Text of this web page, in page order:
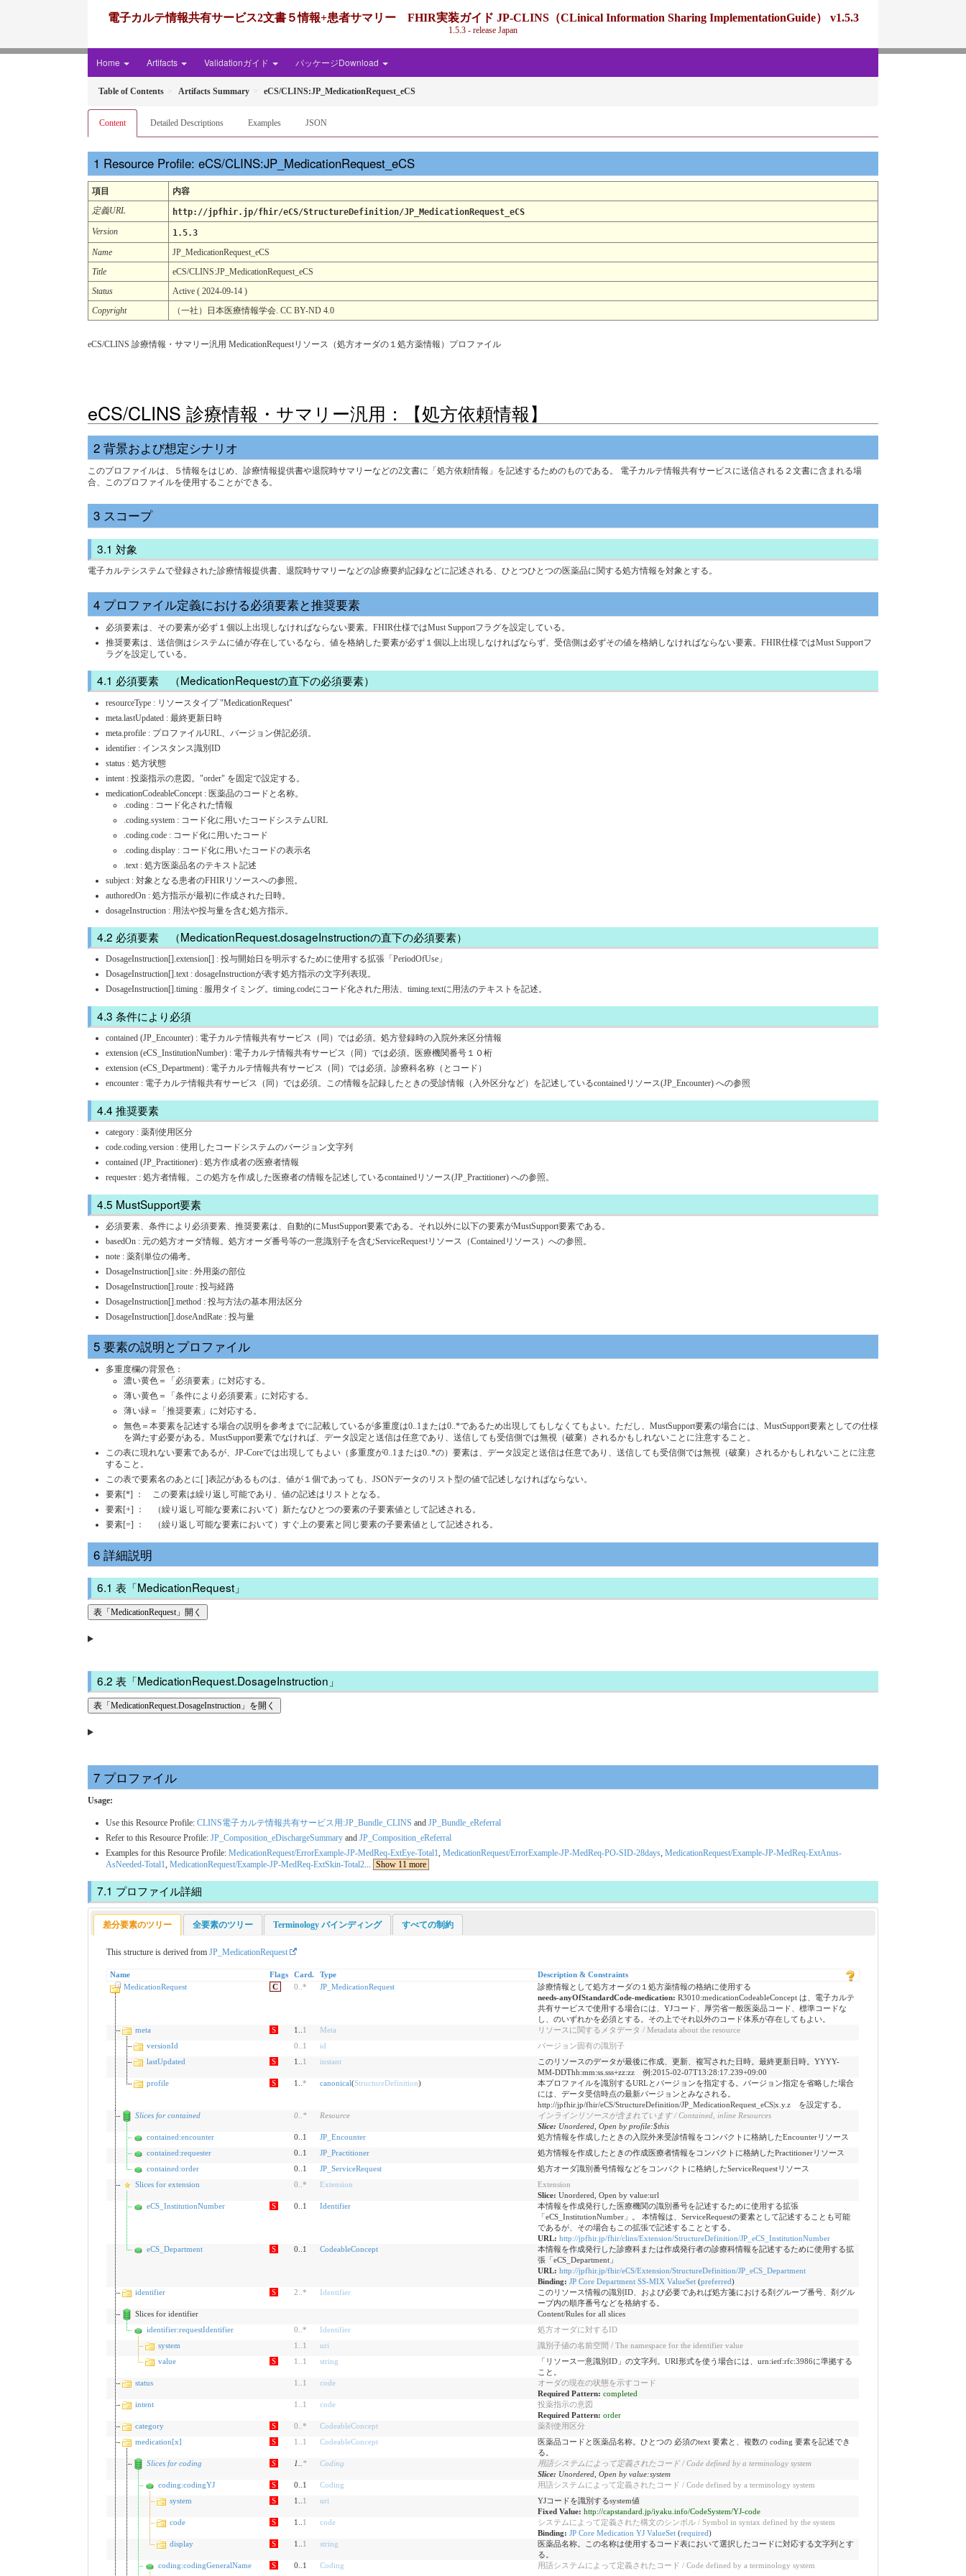
電子カルテ情報共有サービス2文書５情報+患者サマリー FHIR実装ガイド JP-CLINS（CLinical Information Sharing ImplementationGuide） v1.5.3
1.5.3 - release Japan
Home Artifacts Validationガイド パッケージDownload
Table of Contents Artifacts Summary eCS/CLINS:JP_MedicationRequest_eCS
Content Detailed Descriptions Examples JSON
Resource Profile: eCS/CLINS:JP_MedicationRequest_eCS
項目
内容
定義URL
http://jpfhir.jp/fhir/eCS/StructureDefinition/JP_MedicationRequest_eCS
Version
1.5.3
Name
JP_MedicationRequest_eCS
Title
eCS/CLINS:JP_MedicationRequest_eCS
Status
Active ( 2024-09-14 )
Copyright
（一社）日本医療情報学会. CC BY-ND 4.0
eCS/CLINS 診療情報・サマリー汎用 MedicationRequestリソース（処方オーダの１処方薬情報）プロファイル
eCS/CLINS 診療情報・サマリー汎用：【処方依頼情報】
背景および想定シナリオ
このプロファイルは、５情報をはじめ、診療情報提供書や退院時サマリーなどの2文書に「処方依頼情報」を記述するためのものである。 電子カルテ情報共有サービスに送信される２文書に含まれる場
合、このプロファイルを使用することができる。
スコープ
対象
電子カルテシステムで登録された診療情報提供書、退院時サマリーなどの診療要約記録などに記述される、ひとつひとつの医薬品に関する処方情報を対象とする。
プロファイル定義における必須要素と推奨要素
必須要素は、その要素が必ず１個以上出現しなければならない要素。FHIR仕様ではMust Supportフラグを設定している。
推奨要素は、送信側はシステムに値が存在しているなら、値を格納した要素が必ず１個以上出現しなければならず、受信側は必ずその値を格納しなければならない要素。FHIR仕様ではMust Supportフ
ラグを設定している。
必須要素 （MedicationRequestの直下の必須要素）
resourceType : リソースタイプ "MedicationRequest"
meta.lastUpdated : 最終更新日時
meta.profile : プロファイルURL、バージョン併記必須。
identifier : インスタンス識別ID
status : 処方状態
intent : 投薬指示の意図。"order" を固定で設定する。
medicationCodeableConcept : 医薬品のコードと名称。
.coding : コード化された情報
.coding.system : コード化に用いたコードシステムURL
.coding.code : コード化に用いたコード
.coding.display : コード化に用いたコードの表示名
.text : 処方医薬品名のテキスト記述
subject : 対象となる患者のFHIRリソースへの参照。
authoredOn : 処方指示が最初に作成された日時。
dosageInstruction : 用法や投与量を含む処方指示。
必須要素 （MedicationRequest.dosageInstructionの直下の必須要素）
DosageInstruction[].extension[] : 投与開始日を明示するために使用する拡張「PeriodOfUse」
DosageInstruction[].text : dosageInstructionが表す処方指示の文字列表現。
DosageInstruction[].timing : 服用タイミング。timing.codeにコード化された用法、timing.textに用法のテキストを記述。
条件により必須
contained (JP_Encounter) : 電子カルテ情報共有サービス（同）では必須。処方登録時の入院外来区分情報
extension (eCS_InstitutionNumber) : 電子カルテ情報共有サービス（同）では必須。医療機関番号１０桁
extension (eCS_Department) : 電子カルテ情報共有サービス（同）では必須。診療科名称（とコード）
encounter : 電子カルテ情報共有サービス（同）では必須。この情報を記録したときの受診情報（入外区分など）を記述しているcontainedリソース(JP_Encounter) への参照
推奨要素
category : 薬剤使用区分
code.coding.version : 使用したコードシステムのバージョン文字列
contained (JP_Practitioner) : 処方作成者の医療者情報
requester : 処方者情報。この処方を作成した医療者の情報を記述しているcontainedリソース(JP_Practitioner) への参照。
MustSupport要素
必須要素、条件により必須要素、推奨要素は、自動的にMustSupport要素である。それ以外に以下の要素がMustSupport要素である。
basedOn : 元の処方オーダ情報。処方オーダ番号等の一意識別子を含むServiceRequestリソース（Containedリソース）への参照。
note : 薬剤単位の備考。
DosageInstruction[].site : 外用薬の部位
DosageInstruction[].route : 投与経路
DosageInstruction[].method : 投与方法の基本用法区分
DosageInstruction[].doseAndRate : 投与量
要素の説明とプロファイル
多重度欄の背景色：
濃い黄色＝「必須要素」に対応する。
薄い黄色＝「条件により必須要素」に対応する。
薄い緑＝「推奨要素」に対応する。
無色＝本要素を記述する場合の説明を参考までに記載しているが多重度は0..1または0..*であるため出現してもしなくてもよい。ただし、MustSupport要素の場合には、MustSupport要素としての仕様
を満たす必要がある。MustSupport要素でなければ、データ設定と送信は任意であり、送信しても受信側では無視（破棄）されるかもしれないことに注意すること。
この表に現れない要素であるが、JP-Coreでは出現してもよい（多重度が0..1または0..*の）要素は、データ設定と送信は任意であり、送信しても受信側では無視（破棄）されるかもしれないことに注意
すること。
この表で要素名のあとに[ ]表記があるものは、値が１個であっても、JSONデータのリスト型の値で記述しなければならない。
要素[*] ： この要素は繰り返し可能であり、値の記述はリストとなる。
要素[+] ： （繰り返し可能な要素において）新たなひとつの要素の子要素値として記述される。
要素[=] ： （繰り返し可能な要素において）すぐ上の要素と同じ要素の子要素値として記述される。
詳細説明
表「MedicationRequest」
表「MedicationRequest」開く
表「MedicationRequest.DosageInstruction」
表「MedicationRequest.DosageInstruction」を開く
プロファイル
Usage:
Use this Resource Profile: CLINS電子カルテ情報共有サービス用:JP_Bundle_CLINS and JP_Bundle_eReferral
Refer to this Resource Profile: JP_Composition_eDischargeSummary and JP_Composition_eReferral
Examples for this Resource Profile: MedicationRequest/ErrorExample-JP-MedReq-ExtEye-Total1, MedicationRequest/ErrorExample-JP-MedReq-PO-SID-28days, MedicationRequest/Example-JP-MedReq-ExtAnus-
AsNeeded-Total1, MedicationRequest/Example-JP-MedReq-ExtSkin-Total2... Show 11 more
プロファイル詳細
差分要素のツリー 全要素のツリー Terminology バインディング すべての制約
This structure is derived from JP_MedicationRequest
Name Flags Card. Type
Description & Constraints
MedicationRequest
C 0 * JP_MedicationRequest
診療情報として処方オーダの１処方薬情報の格納に使用する
needs-anyOfStandardCode-medication: R3010:medicationCodeableConcept は、電子カルテ
共有サービスで使用する場合には、YJコード、厚労省一般医薬品コード、標準コードな
し、のいずれかを必須とする。その上でそれ以外のコード体系が存在してもよい。
meta
S 1.. 1 Meta
リソースに関するメタデータ / Metadata about the resource
versionId
0 1 id
バージョン固有の識別子
lastUpdated
S 1.. 1 instant
このリソースのデータが最後に作成、更新、複写された日時。最終更新日時。YYYY-
MM-DDThh:mm:ss.sss+zz:zz 例:2015-02-07T13:28:17.239+09:00
profile
S 1.. * canonical(StructureDefinition)
本プロファイルを識別するURLとバージョンを指定する。バージョン指定を省略した場合
には、データ受信時点の最新バージョンとみなされる。
http://jpfhir.jp/fhir/eCS/StructureDefinition/JP_MedicationRequest_eCS|x.y.z を設定する。
Slices for contained
0.. * Resource
インラインリソースが含まれています / Contained, inline Resources
Slice: Unordered, Open by profile:$this
contained:encounter
0..1 JP_Encounter
処方情報を作成したときの入院外来受診情報をコンパクトに格納したEncounterリソース
contained:requester
0..1 JP_Practitioner
処方情報を作成したときの作成医療者情報をコンパクトに格納したPractitionerリソース
contained:order
0..1 JP_ServiceRequest
処方オーダ識別番号情報などをコンパクトに格納したServiceRequestリソース
Slices for extension
0 * Extension
Extension
Slice: Unordered, Open by value:url
eCS_InstitutionNumber
S 0..1 Identifier
本情報を作成発行した医療機関の識別番号を記述するために使用する拡張
「eCS_InstitutionNumber」。 本情報は、ServiceRequestの要素として記述することも可能
であるが、その場合もこの拡張で記述することとする。
URL: http://jpfhir.jp/fhir/clins/Extension/StructureDefinition/JP_eCS_InstitutionNumber
eCS_Department
S 0..1 CodeableConcept
本情報を作成発行した診療科または作成発行者の診療科情報を記述するために使用する拡
張「eCS_Department」
URL: http://jpfhir.jp/fhir/eCS/Extension/StructureDefinition/JP_eCS_Department
Binding: JP Core Department SS-MIX ValueSet(preferred)
identifier
S 2 * Identifier
このリソース情報の識別ID、および必要であれば処方箋における剤グループ番号、剤グル
ープ内の順序番号などを格納する。
Slices for identifier
Content/Rules for all slices
identifier:requestIdentifier
0 * Identifier
処方オーダに対するID
system
1 1 uri
識別子値の名前空間 / The namespace for the identifier value
value
S 1 1 string
「リソース一意識別ID」の文字列。URI形式を使う場合には、urn:ietf:rfc:3986に準拠する
こと。
status
1 1 code
オーダの現在の状態を示すコード
Required Pattern: completed
intent
1 1 code
投薬指示の意図
Required Pattern: order
category
S 0 * CodeableConcept
薬剤使用区分
medication[x]
S 1 1 CodeableConcept
医薬品コードと医薬品名称。ひとつの 必須のtext 要素と、複数の coding 要素を記述でき
る。
Slices for coding
S 1 * Coding
用語システムによって定義されたコード / Code defined by a terminology system
Slice: Unordered, Open by value:system
coding:codingYJ
S 0..1 Coding
用語システムによって定義されたコード / Code defined by a terminology system
system
S 1.. 1 uri
YJコードを識別するsystem値
Fixed Value: http://capstandard.jp/iyaku.info/CodeSystem/YJ-code
code
S 1.. 1 code
システムによって定義された構文のシンボル / Symbol in syntax defined by the system
Binding: JP Core Medication YJ ValueSet(required)
display
S 1.. 1 string
医薬品名称。この名称は使用するコード表において選択したコードに対応する文字列とす
る。
coding:codingGeneralName
S 0..1 Coding 用語システムによって定義されたコード / Code defined by a terminology system